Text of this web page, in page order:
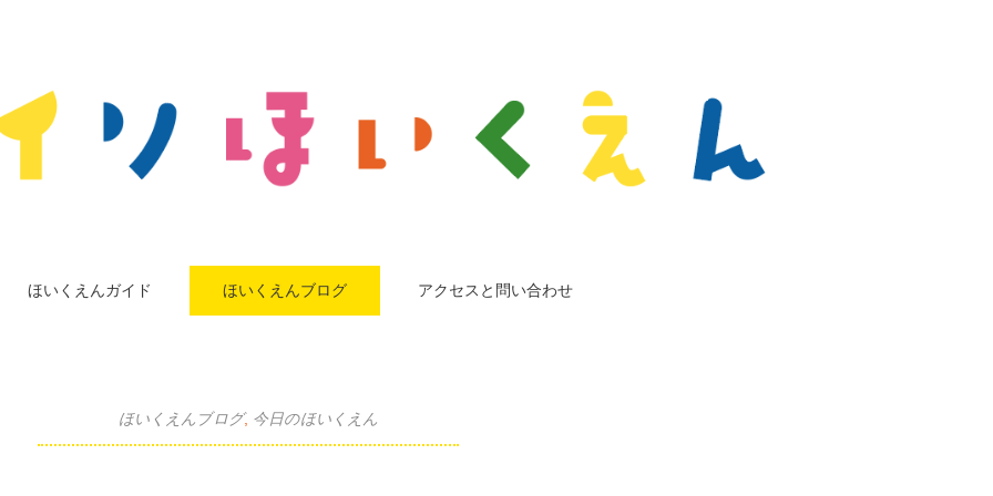
ほいくえんガイド ほいくえんブログ アクセスと問い合わせ
ほいくえんブログ, 今日のほいくえん